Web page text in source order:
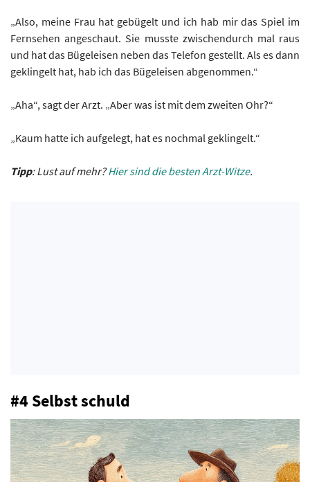
„Also, meine Frau hat gebügelt und ich hab mir das Spiel im
Fernsehen angeschaut. Sie musste zwischendurch mal raus
und hat das Bügeleisen neben das Telefon gestellt. Als es dann
geklingelt hat, hab ich das Bügeleisen abgenommen.“
„Aha“, sagt der Arzt. „Aber was ist mit dem zweiten Ohr?“
„Kaum hatte ich aufgelegt, hat es nochmal geklingelt.“
Tipp: Lust auf mehr?Hier sind die besten Arzt-Witze.
#4 Selbst schuld